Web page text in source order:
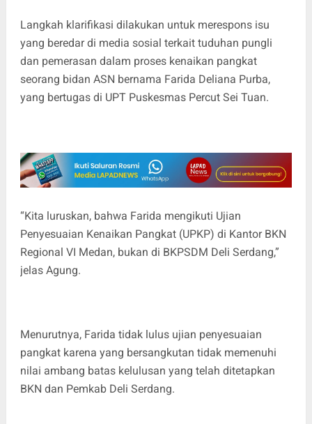
‎Langkah klarifikasi dilakukan untuk merespons isu
yang beredar di media sosial terkait tuduhan pungli
dan pemerasan dalam proses kenaikan pangkat
seorang bidan ASN bernama Farida Deliana Purba,
yang bertugas di UPT Puskesmas Percut Sei Tuan.
‎“Kita luruskan, bahwa Farida mengikuti Ujian
Penyesuaian Kenaikan Pangkat (UPKP) di Kantor BKN
Regional VI Medan, bukan di BKPSDM Deli Serdang,”
jelas Agung.
‎Menurutnya, Farida tidak lulus ujian penyesuaian
pangkat karena yang bersangkutan tidak memenuhi
nilai ambang batas kelulusan yang telah ditetapkan
BKN dan Pemkab Deli Serdang.